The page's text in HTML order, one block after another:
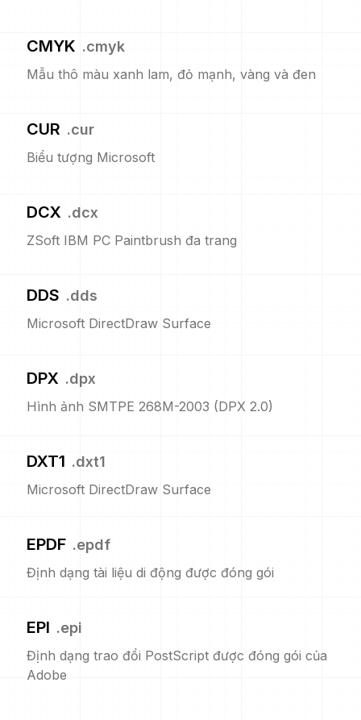
CMYK .cmyk
Mẫu thô màu xanh lam, đỏ mạnh, vàng và đen
CUR .cur
Biểu tượng Microsoft
DCX .dcx
ZSoft IBM PC Paintbrush đa trang
DDS .dds
Microsoft DirectDraw Surface
DPX .dpx
Hình ảnh SMTPE 268M-2003 (DPX 2.0)
DXT1 .dxt1
Microsoft DirectDraw Surface
EPDF .epdf
Định dạng tài liệu di động được đóng gói
EPI .epi
Định dạng trao đổi PostScript được đóng gói của
Adobe